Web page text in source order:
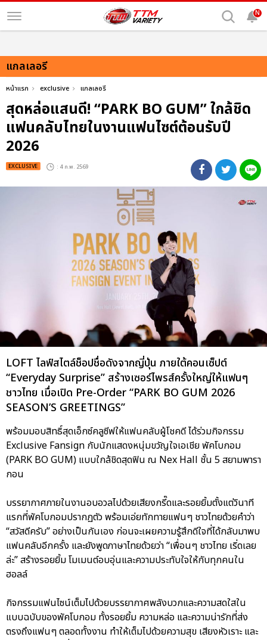
N
แกลเลอรี
หน้าแรก exclusive แกลเลอรี
สุดหล่อแสนดี! “PARK BO GUM” ใกล้ชิด
แฟนคลับไทยในงานแฟนไซต์ต้อนรับปี
2026
EXCLUSIVE : 4 ก.พ. 2569
LOFT ไลฟ์สไตล์ช็อปชื่อดังจากญี่ปุ่น ภายใต้คอนเซ็ปต์
“Everyday Surprise” สร้างเซอร์ไพรส์ครั้งใหญ่ให้แฟนๆ
ชาวไทย เมื่อเปิด Pre-Order “PARK BO GUM 2026
SEASON’S GREETINGS”
พร้อมมอบสิทธิ์สุดเอ็กซ์คลูซีฟให้แฟนคลับผู้โชคดี ได้ร่วมกิจกรรม
Exclusive Fansign กับนักแสดงหนุ่มขวัญใจเอเชีย พัคโบกอม
(PARK BO GUM) แบบใกล้ชิดสุดฟิน ณ Nex Hall ชั้น 5 สยามพารา
กอน
บรรยากาศภายในงานอบอวลไปด้วยเสียงกรี๊ดและรอยยิ้มตั้งแต่วินาที
แรกที่พัคโบกอมปรากฏตัว พร้อมเอ่ยทักทายแฟนๆ ชาวไทยด้วยคำว่า
“สวัสดีครับ” อย่างเป็นกันเอง ก่อนจะเผยความรู้สึกดีใจที่ได้กลับมาพบ
แฟนคลับอีกครั้ง และยังพูดภาษาไทยด้วยว่า “เพื่อนๆ ชาวไทย เริ่ดเลย
ล่ะ” สร้างรอยยิ้ม โมเมนต์อบอุ่นและความประทับใจให้กับทุกคนใน
ฮอลล์
กิจกรรมแฟนไซน์เต็มไปด้วยบรรยากาศพลังบวกและความสดใสใน
แบบฉบับของพัคโบกอม ทั้งรอยยิ้ม ความหล่อ และความน่ารักที่ส่ง
ตรงถึงแฟนๆ ตลอดทั้งงาน ทำให้เต็มไปด้วยความสุข เสียงหัวเราะ และ